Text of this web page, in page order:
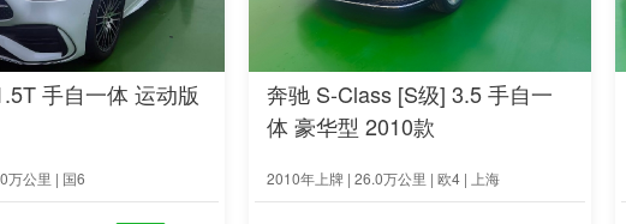
手自一体 运动版
万公里 | 国6
奔驰 S-Class [S级] 3.5 手自一
体 豪华型 2010款
2010年上牌 | 26.0万公里 | 欧4 | 上海